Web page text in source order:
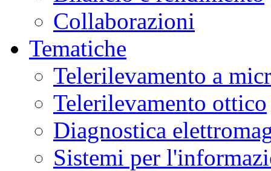
Collaborazioni
Tematiche
Telerilevamento a
Telerilevamento ottico
Diagnostica
Sistemi per